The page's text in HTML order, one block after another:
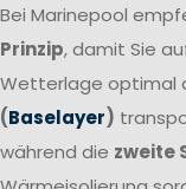
Bei Marinepool
Prinzip, damit Sie
Wetterlage optimal
(Baselayer)
während die zweite